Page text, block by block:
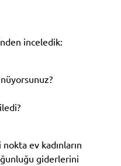
inceledik:
ev kadınların
giderlerini